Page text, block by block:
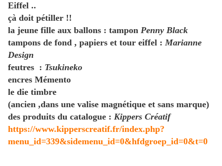
Eiffel ..
çà doit pétiller !!
la jeune fille aux ballons : tampon Penny Black
tampons de fond , papiers et tour eiffel : Marianne
Design
feutres : Tsukineko
encres Mémento
le die timbre
(ancien ,dans une valise magnétique et sans marque)
des produits du catalogue : Kippers Créatif
https://www.kipperscreatif.fr/index.php?
menu_id=339&sidemenu_id=0&hfdgroep_id=0&t=0